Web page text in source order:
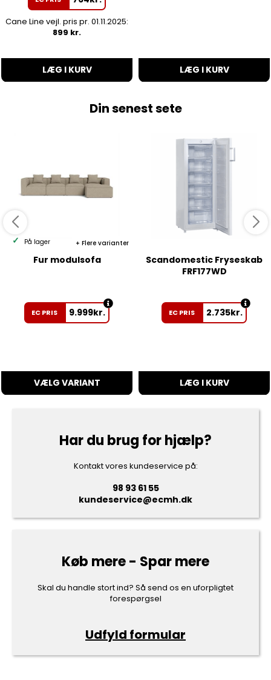
Cane Line vejl. pris pr. 01.11.2025:
899 kr.
LÆG I KURV LÆG I KURV
Din senest sete
Flere varianter
På lager
Fur modulsofa
EC PRIS 9.999kr.
VÆLG VARIANT
Scandomestic Fryseskab
FRF177WD
EC PRIS 2.735kr.
LÆG I KURV
Har du brug for hjælp?
Kontakt vores kundeservice på:
98 93 61 55
kundeservice@ecmh.dk
Køb mere - Spar mere
Skal du handle stort ind? Så send os en uforpligtet
forespørgsel
Udfyld formular